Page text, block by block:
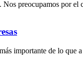
preocupamos por
importante de lo